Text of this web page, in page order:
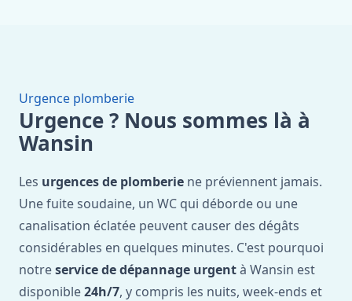
Urgence plomberie
Urgence ? Nous sommes là à
Wansin
Les urgences de plomberie ne préviennent jamais.
Une fuite soudaine, un WC qui déborde ou une
canalisation éclatée peuvent causer des dégâts
considérables en quelques minutes. C'est pourquoi
notreservice de dépannage urgentà Wansin est
disponible24h/7, y compris les nuits, week-ends et